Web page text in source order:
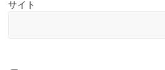
サイト